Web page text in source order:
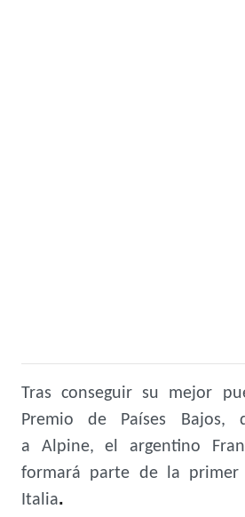
Tras conseguir su mejor
Premio de Países Bajos,
a Alpine, el argentino
formará parte de la primer
Italia.